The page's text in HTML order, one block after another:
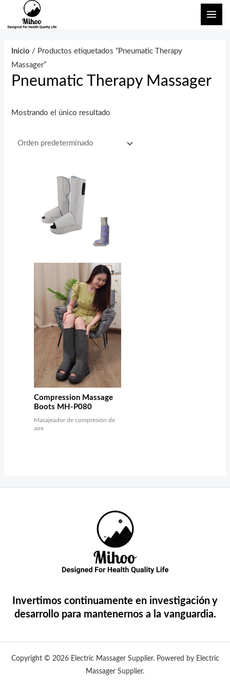
Inicio / Productos etiquetados “Pneumatic Therapy
Massager”
Pneumatic Therapy Massager
Mostrando el único resultado
Compression Massage
Boots MH-P080
Masajeador de compresión de
aire
Invertimos continuamente en investigación y
desarrollo para mantenernos a la vanguardia.
Copyright © 2026 Electric Massager Supplier. Powered by Electric
Massager Supplier.